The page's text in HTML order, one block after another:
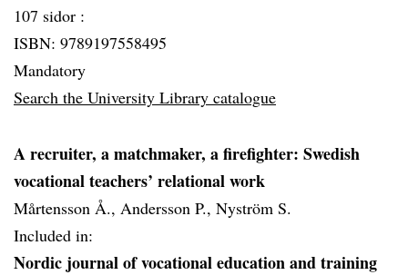
107 sidor :
ISBN: 9789197558495
Mandatory
Search the University Library catalogue
A recruiter, a matchmaker, a firefighter: Swedish
vocational teachers’ relational work
Mårtensson Å., Andersson P., Nyström S.
Included in:
Nordic journal of vocational education and training